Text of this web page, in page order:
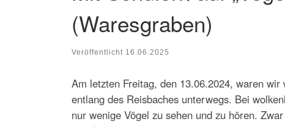
(Waresgraben)
Veröffentlicht 16.06.2025
Am letzten Freitag, den 13.06.2024, waren
entlang des Reisbaches unterwegs. Bei
nur wenige Vögel zu sehen und zu hören.